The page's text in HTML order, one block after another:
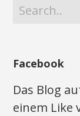
Facebook
Das Blog
einem Like